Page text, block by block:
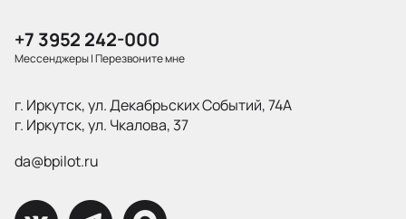
+7 3952 242-000
Мессенджеры|Перезвоните мне
г. Иркутск, ул. Декабрьских Событий, 74А
г. Иркутск, ул. Чкалова, 37
da@bpilot.ru